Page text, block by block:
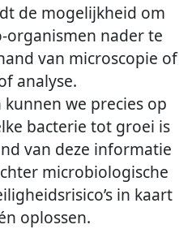
de mogelijkheid om
nader te
van microscopie of
analyse.
we precies op
bacterie tot groei is
van deze informatie
microbiologische
in kaart
oplossen.